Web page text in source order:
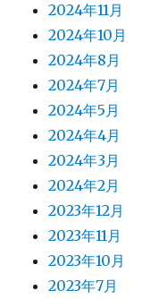
2024年11月
2024年10月
2024年8月
2024年7月
2024年5月
2024年4月
2024年3月
2024年2月
2023年12月
2023年11月
2023年10月
2023年7月